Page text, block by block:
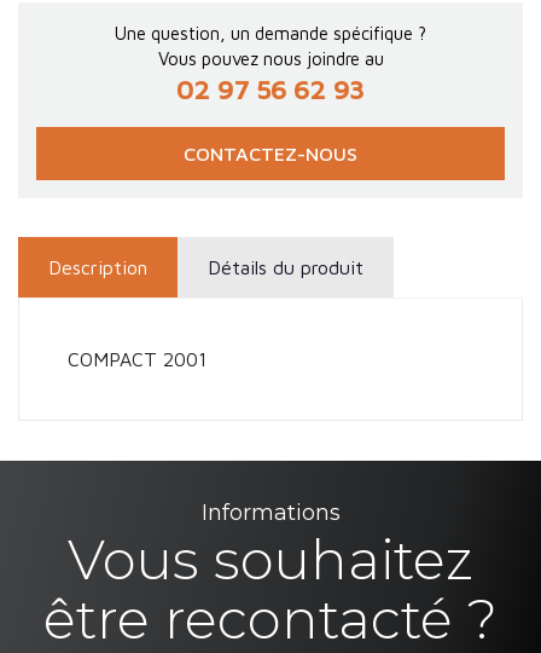
Une question, un demande spécifique ?
Vous pouvez nous joindre au
02 97 56 62 93
CONTACTEZ-NOUS
Description Détails du produit
COMPACT 2001
Informations
Vous souhaitez
être recontacté ?